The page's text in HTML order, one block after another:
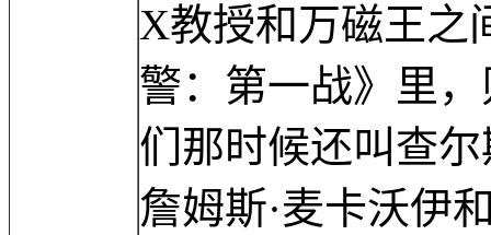
X教授和万磁王之
警：第一战》里
们那时候还叫查
詹姆斯·麦卡沃伊